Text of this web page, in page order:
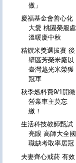
傲」
慶福基金會善心化
大愛 桃園榮服處
溫暖慶中秋
精饌米獎選拔賽 後
壁區芳榮米廠以
臺灣越光米榮獲
冠軍
秋季燃料費9/1開徵
營業車主莫忘
繳！
生活科技教師甄試
亮眼 高師大全國
職缺考取率居冠
夫妻齊心戒菸 有效